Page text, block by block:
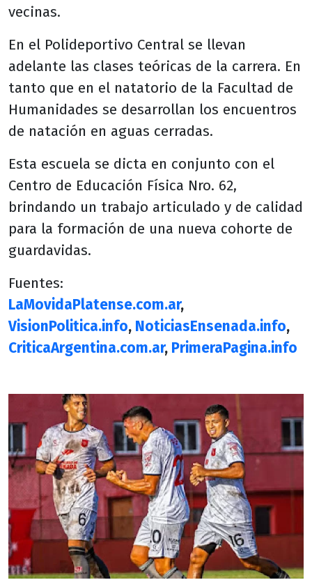
vecinas.
En el Polideportivo Central se llevan
adelante las clases teóricas de la carrera. En
tanto que en el natatorio de la Facultad de
Humanidades se desarrollan los encuentros
de natación en aguas cerradas.
Esta escuela se dicta en conjunto con el
Centro de Educación Física Nro. 62,
brindando un trabajo articulado y de calidad
para la formación de una nueva cohorte de
guardavidas.
Fuentes:
LaMovidaPlatense.com.ar,
VisionPolitica.info, NoticiasEnsenada.info,
CriticaArgentina.com.ar, PrimeraPagina.info